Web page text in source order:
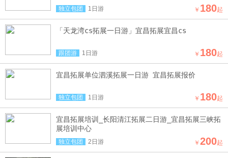
独立包团 1日游 ￥ 180起
「天龙湾cs拓展一日游」宜昌拓展宜昌cs
跟团游 1日游 ￥ 180起
宜昌拓展单位泗溪拓展一日游 宜昌拓展报价
独立包团 1日游 ￥ 180起
宜昌拓展培训_长阳清江拓展二日游_宜昌拓展三峡拓
展培训中心
独立包团 2日游 ￥ 200起